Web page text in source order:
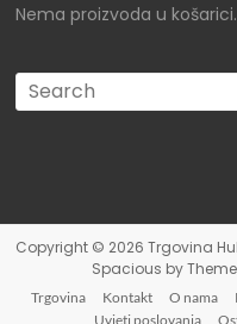
Nema proizvoda u košarici.
Copyright © 2026Trgovina
Spacious by
Trgovina Kontakt O nama
Uvjeti poslovanja